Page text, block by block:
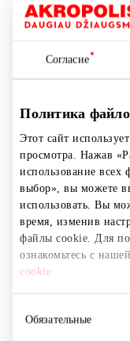
Согласие
Политика
Этот сайт
просмотра. Нажав
использование
выбор», вы можете
использовать. Вы
время, изменив
файлы cookie. Для
ознакомьтесь с нашей
cookie
согласия
Обязательные
ресторанов в
можете
более 70 других
салаты, заказать
изысканными
пополняется
предпочетает
дневные обеды из
маленьких
специальные
Бизнес-ланч